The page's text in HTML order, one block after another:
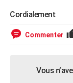
Cordialement
Commenter
Vous